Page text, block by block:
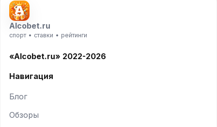
Alcobet.ru
спорт • ставки • рейтинги
«Alcobet.ru» 2022-2026
Навигация
Блог
Обзоры